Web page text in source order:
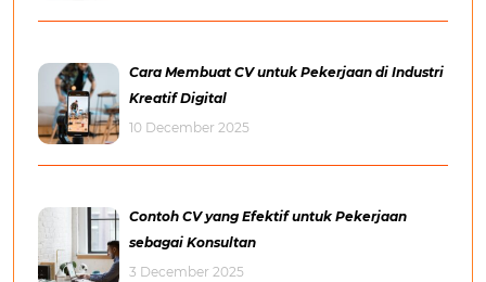
Cara Membuat CV untuk Pekerjaan di Industri
Kreatif Digital
10 December 2025
Contoh CV yang Efektif untuk Pekerjaan
sebagai Konsultan
3 December 2025